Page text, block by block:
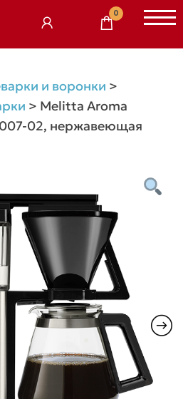
0
и воронки >
> Melitta Aroma
02, нержавеющая